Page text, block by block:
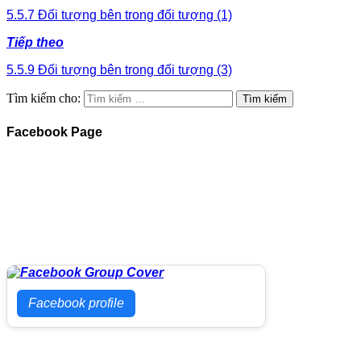
5.5.7 Đối tượng bên trong đối tượng (1)
Tiếp theo
5.5.9 Đối tượng bên trong đối tượng (3)
Tìm kiếm cho:
Facebook Page
Facebook profile